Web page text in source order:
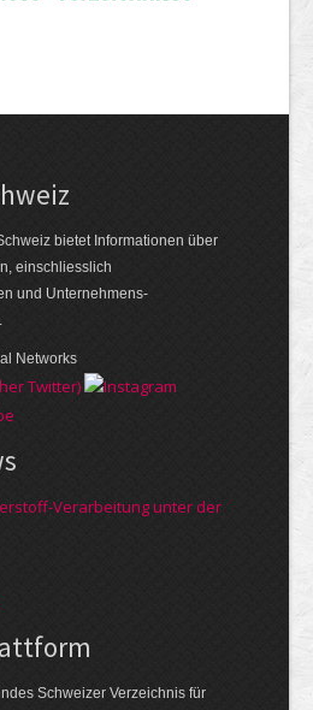
bietet Informationen über
einschliesslich
und Unternehmens-
Networks
Verarbeitung unter der
Schweizer Verzeichnis für